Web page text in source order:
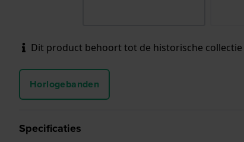
Dit product behoort tot de historische
Horlogebanden
Specificaties